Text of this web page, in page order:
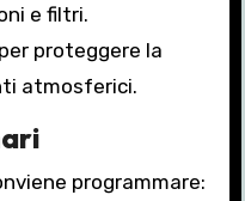
e filtri.
per proteggere la
atmosferici.
programmare: